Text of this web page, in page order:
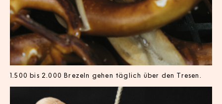
1.500 bis 2.000 Brezeln gehen täglich über den Tresen.